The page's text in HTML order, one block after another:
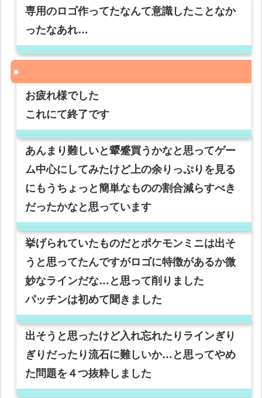
専用のロゴ作ってたなんて意識したことなか
ったなあれ…
お疲れ様でした
これにて終了です
あんまり難しいと顰蹙買うかなと思ってゲー
ム中心にしてみたけど上の余りっぷりを見る
にもうちょっと簡単なものの割合減らすべき
だったかなと思っています
挙げられていたものだとポケモンミニは出そ
うと思ってたんですがロゴに特徴があるか微
妙なラインだな…と思って削りました
パッチンは初めて聞きました
出そうと思ったけど入れ忘れたりラインぎり
ぎりだったり流石に難しいか…と思ってやめ
た問題を４つ抜粋しました